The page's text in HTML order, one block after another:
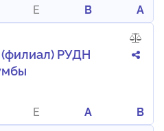
E B
A
(филиал) РУДН
E A
B